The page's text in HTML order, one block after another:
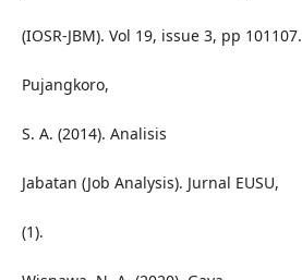
(IOSR-JBM). Vol 19, issue 3, pp 101107.
Pujangkoro,
S. A. (2014). Analisis
Jabatan (Job Analysis). Jurnal EUSU,
(1).